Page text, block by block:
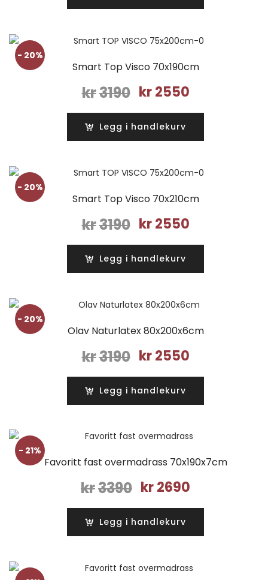
kr3190. kr2550.
- 20%
Smart Top Visco 70x190cm
kr3190
Opprinnelig
var:
kr3190.
kr 2550Nåværende
kr2550.
Legg i handlekurv
- 20%
Smart Top Visco 70x210cm
kr3190
Opprinnelig
var:
kr3190.
kr 2550Nåværende
kr2550.
Legg i handlekurv
- 20%
Olav Naturlatex 80x200x6cm
kr3190
Opprinnelig
var:
kr3190.
kr 2550Nåværende
kr2550.
Legg i handlekurv
- 21%
Favoritt fast overmadrass 70x190x7cm
kr3390 Opprinnelig
var:
kr3390.
kr2690
kr2690.
Legg i handlekurv